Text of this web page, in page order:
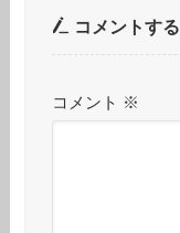
コメントする
コメント ※